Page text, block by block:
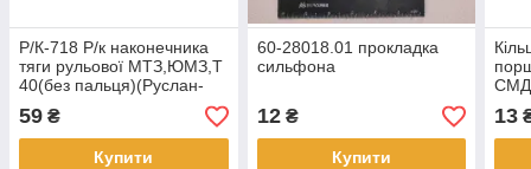
Р/К-718 Р/к наконечника
тяги рульової МТЗ,ЮМЗ,Т
40(без пальця)(Руслан-
Комплект)
59 ₴
Купити
60-28018.01 прокладка
сильфона
12₴
Купити
13